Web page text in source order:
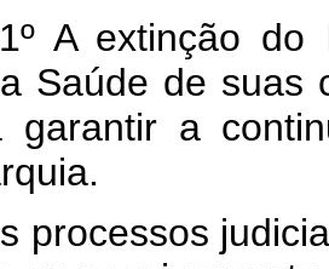
do
Saúde de suas
a